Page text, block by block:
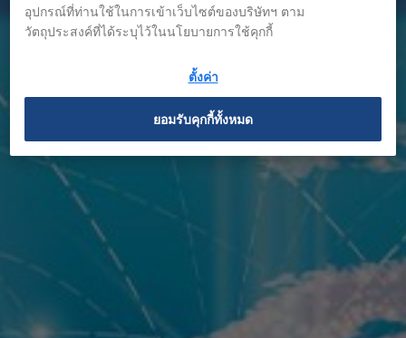
อุปกรณ์ที่ท่านใช้ในการเข้าเว็บไซต์ของบริษัทฯ ตาม
วัตถุประสงค์ที่ได้ระบุไว้ในนโยบายการใช้คุกกี้
ตั้งค่า
ยอมรับคุกกี้ทั้งหมด